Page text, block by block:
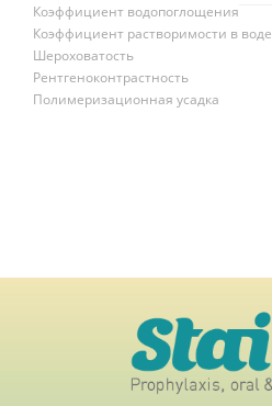
Коэффициент водопоглощения
Коэффициент растворимости в воде
Шероховатость
Рентгеноконтрастность
Полимеризационная усадка